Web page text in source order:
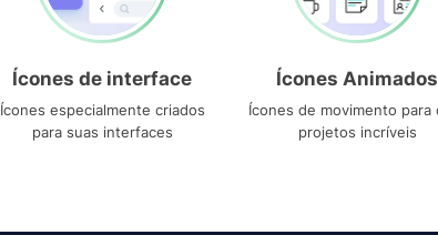
Ícones de interface
Ícones especialmente criados
para suas interfaces
Ícones Animados
Ícones de movimento para
projetos incríveis